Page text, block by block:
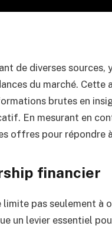
de diverses sources,
du marché. Cette
brutes en
En mesurant en
offres pour répondre
financier
limite pas seulement
un levier essentiel